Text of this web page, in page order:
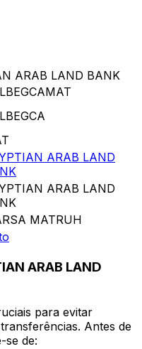
ARAB LAND BANK
ARAB LAND
ARAB LAND
MATRUH
ARAB LAND
para evitar
Antes de
se de: